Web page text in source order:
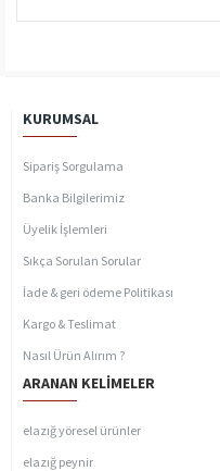
KURUMSAL
Sipariş Sorgulama
Banka Bilgilerimiz
Üyelik İşlemleri
Sıkça Sorulan Sorular
İade & geri ödeme Politikası
Kargo & Teslimat
Nasıl Ürün Alırım ?
ARANAN KELIMELER
elazığ yöresel ürünler
elazığ peynir